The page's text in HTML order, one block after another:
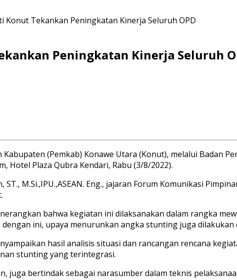
Konut Tekankan Peningkatan Kinerja Seluruh OPD
Peningkatan Kinerja Seluruh
Kabupaten (Pemkab) Konawe Utara (Konut), melalui Badan
Hotel Plaza Qubra Kendari, Rabu (3/8/2022).
M.Si.,IPU.,ASEAN. Eng., jajaran Forum Komunikasi
bahwa kegiatan ini dilaksanakan dalam rangka
ini, upaya menurunkan angka stunting juga dilakukan
hasil analisis situasi dan rancangan rencana
stunting yang terintegrasi.
juga bertindak sebagai narasumber dalam teknis